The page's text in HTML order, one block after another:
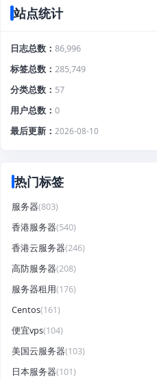
站点统计
日志总数 86,996
标签总数
285,749
分类总数
57
用户总数
0
最后更新
2026-08-10
热门标签
服务器(803)
香港服务器(540)
香港云服务器(246)
高防服务器(208)
服务器租用(176)
Centos(161)
便宜vps(104)
美国云服务器(103)
日本服务器(101)